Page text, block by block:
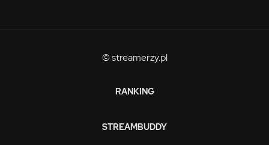
© streamerzy.pl
RANKING
STREAMBUDDY